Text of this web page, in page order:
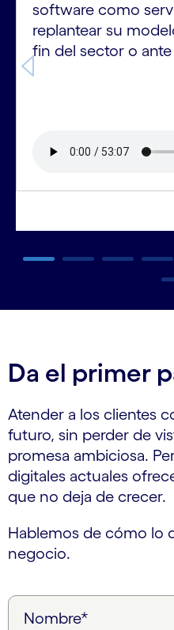
software como
replantear su
fin del sector o
Da el primer
Atender a los clientes
futuro, sin perder de
promesa ambiciosa.
digitales actuales
que no deja de crecer.
Hablemos de cómo lo
negocio.
Nombre*